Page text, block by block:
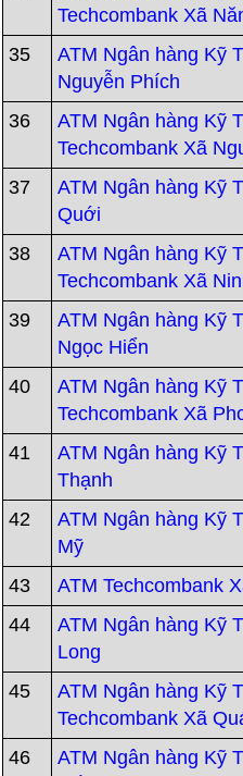
Techcombank Xã
35
ATM Ngân hàng Kỹ
Nguyễn Phích
36
ATM Ngân hàng Kỹ
Techcombank Xã
37
ATM Ngân hàng Kỹ
Quới
38
ATM Ngân hàng Kỹ
Techcombank Xã
39
ATM Ngân hàng Kỹ
Ngọc Hiển
40
ATM Ngân hàng Kỹ
Techcombank Xã
41
ATM Ngân hàng Kỹ
Thạnh
42
ATM Ngân hàng Kỹ
Mỹ
43 ATM Techcombank
44
ATM Ngân hàng Kỹ
Long
45
ATM Ngân hàng Kỹ
Techcombank Xã
46
ATM Ngân hàng Kỹ